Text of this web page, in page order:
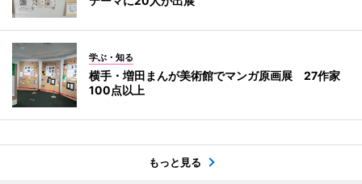
学ぶ・知る
横手・増田まんが美術館でマンガ原画展 27作家
100点以上
もっと見る